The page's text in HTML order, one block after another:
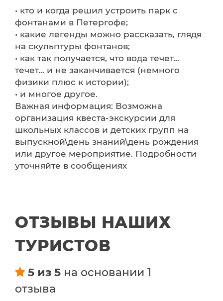
• кто и когда решил устроить парк с
фонтанами в Петергофе;
• какие легенды можно рассказать, глядя
на скульптуры фонтанов;
• как так получается, что вода течет…
течет… и не заканчивается (немного
физики плюс к истории);
• и многое другое.
Важная информация: Возможна
организация квеста-экскурсии для
школьных классов и детских групп на
выпускной\день знаний\день рождения
или другое мероприятие. Подробности
уточняйте в сообщениях
ОТЗЫВЫ НАШИХ
ТУРИСТОВ
5 из 5 на основании 1
отзыва